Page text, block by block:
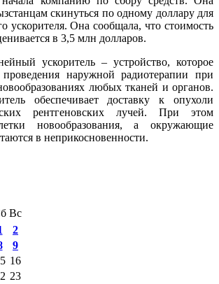
скинуться по одному доллару для
ускорителя. Она сообщала, что стоимость
в 3,5 млн долларов.
ускоритель – устройство, которое
проведения наружной радиотерапии при
любых тканей и органов.
обеспечивает доставку к опухоли
рентгеновских лучей. При этом
новообразования, а окружающие
в неприкосновенности.
Вс
2
9
16
23